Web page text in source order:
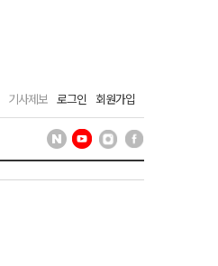
기사제보 로그인 회원가입